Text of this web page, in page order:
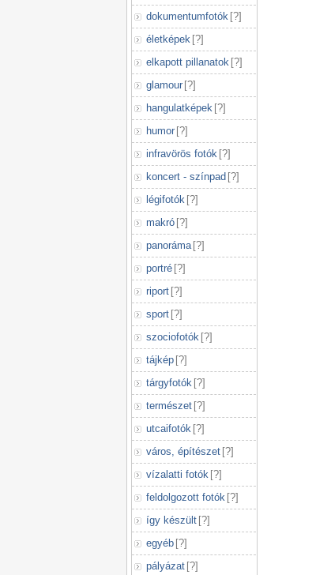
dokumentumfotók [?]
életképek [?]
elkapott pillanatok [?]
glamour [?]
hangulatképek [?]
humor [?]
infravörös fotók [?]
koncert - színpad [?]
légifotók [?]
makró [?]
panoráma [?]
portré [?]
riport [?]
sport [?]
szociofotók [?]
tájkép [?]
tárgyfotók [?]
természet [?]
utcaifotók [?]
város, építészet [?]
vízalatti fotók [?]
feldolgozott fotók [?]
így készült [?]
egyéb [?]
pályázat [?]